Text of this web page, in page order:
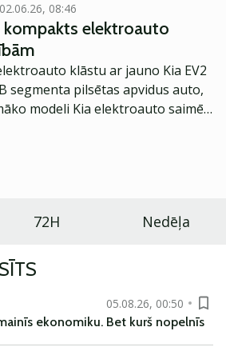
02.06.26, 08:46
kompakts elektroauto
klāstu ar jauno Kia EV2
segmenta pilsētas apvidus auto,
modeli Kia elektroauto saimē
72H Nedēļa
05.08.26, 00:50
ekonomiku. Bet kurš nopelnīs